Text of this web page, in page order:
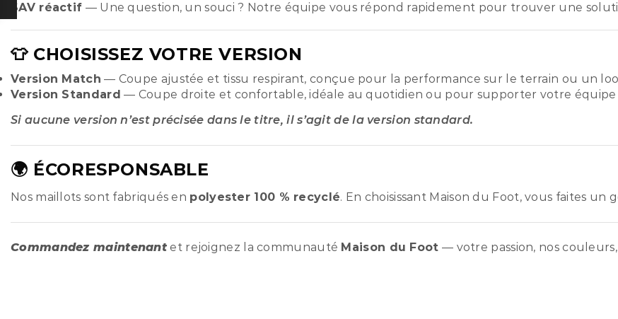
SAV réactif — Une question, un souci ? Notre équipe vous répond rapidement pour trouver une
👕 CHOISISSEZ VOTRE VERSION
Version Match — Coupe ajustée et tissu respirant, conçue pour la performance sur le terrain ou un
Version Standard — Coupe droite et confortable, idéale au quotidien ou pour supporter votre équipe
Si aucune version n’est précisée dans le titre, il s’agit de la version standard.
🌍 ÉCORESPONSABLE
Nos maillots sont fabriqués en polyester 100 % recyclé. En choisissant Maison du Foot, vous faites
Commandez maintenant et rejoignez la communauté Maison du Foot — votre passion, nos